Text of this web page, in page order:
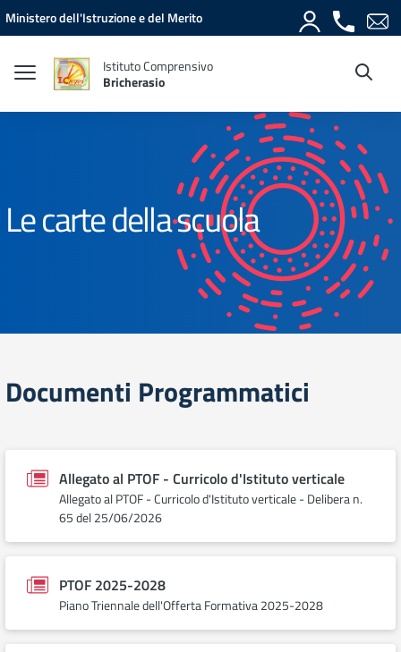
Vai ai contenuti
Vai al menu di navigazione
Vai al footer
Ministero dell'Istruzione e del Merito
Istituto Comprensivo
Bricherasio
Le carte della scuola
Documenti Programmatici
Allegato al PTOF - Curricolo d'Istituto verticale
Allegato al PTOF - Curricolo d'Istituto verticale - Delibera n.
65 del 25/06/2026
PTOF 2025-2028
Piano Triennale dell'Offerta Formativa 2025-2028